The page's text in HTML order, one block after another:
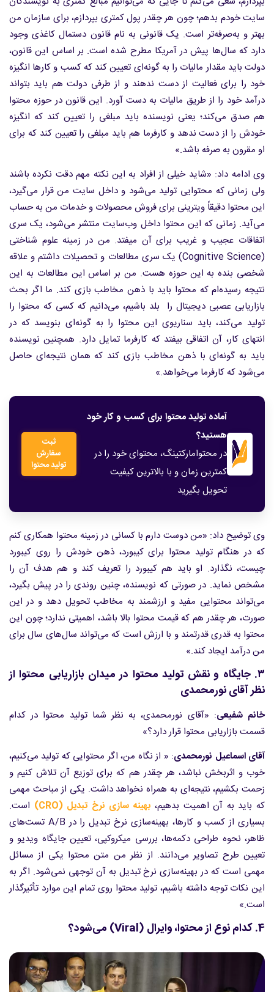
سایت خودم بدهم؛ چون هر چقدر پول کمتری بپردازم، برای سازمان من
بهتر و به‌صرفه‌تر است. یک قانونی به نام قانون دستمال کاغذی وجود
دارد که سال‌ها پیش در آمریکا مطرح شده است. بر اساس این قانون،
دولت باید مقدار مالیات را به گونه‌ای تعیین کند که کسب و کارها انگیزه
خود را برای فعالیت از دست ندهند و از طرفی دولت هم باید بتواند
درآمد خود را از طریق مالیات به دست آورد. این قانون در حوزه محتوا
هم صدق می‌کند؛ یعنی نویسنده باید مبلغی را تعیین کند که انگیزه
خودش را از دست ندهد و کارفرما هم باید مبلغی را تعیین کند که برای
او مقرون به صرفه باشد.»
وی ادامه داد: «شاید خیلی از افراد به این نکته مهم دقت نکرده باشند
ولی زمانی که محتوایی تولید می‌شود و داخل سایت من قرار می‌گیرد،
این محتوا دقیقاً ویترینی برای فروش محصولات و خدمات من به حساب
می‌آید. زمانی که این محتوا داخل وب‌سایت منتشر می‌شود، یک سری
اتفاقات عجیب و غریب برای آن میفتد. من در زمینه علوم شناختی
(Cognitive Science) یک سری مطالعات و تحصیلات داشتم و علاقه
شخصی بنده به این حوزه هست. من بر اساس این مطالعات به این
نتیجه رسیده‌ام که محتوا باید با ذهن مخاطب بازی کند. ما اگر بحث
بازاریابی عصبی دیجیتال را بلد باشیم، می‌دانیم که کسی که محتوا را
تولید می‌کند، باید سناریوی این محتوا را به گونه‌ای بنویسد که در
انتهای کار، آن اتفاقی بیفتد که کارفرما تمایل دارد. همچنین نویسنده
باید به گونه‌ای با ذهن مخاطب بازی کند که همان نتیجه‌ای حاصل
می‌شود که کارفرما می‌خواهد.»
آماده تولید محتوا برای کسب و کار خود
هستید؟
در محتوامارکتینگ، محتوای خود را در
کمترین زمان و با بالاترین کیفیت
تحویل بگیرید
ثبت
سفارش
تولید محتوا
وی توضیح داد: «من دوست دارم با کسانی در زمینه محتوا همکاری کنم
که در هنگام تولید محتوا برای کیبورد، ذهن خودش را روی کیبورد
چیست، نگذارد. او باید هم کیبورد را تعریف کند و هم هدف آن را
مشخص نماید. در صورتی که نویسنده، چنین روندی را در پیش بگیرد،
می‌تواند محتوایی مفید و ارزشمند به مخاطب تحویل دهد و در این
صورت، هر چقدر هم که قیمت محتوا بالا باشد، اهمیتی ندارد؛ چون این
محتوا به قدری قدرتمند و با ارزش است که می‌تواند سال‌های سال برای
من درآمد ایجاد کند.»
۳. جایگاه و نقش تولید محتوا در میدان بازاریابی محتوا از
نظر آقای نورمحمدی
خانم شفیعی: «آقای نورمحمدی، به نظر شما تولید محتوا در کدام
قسمت بازاریابی محتوا قرار دارد؟»
آقای اسماعیل نورمحمدی: « از نگاه من، اگر محتوایی که تولید می‌کنیم،
خوب و اثربخش نباشد، هر چقدر هم که برای توزیع آن تلاش کنیم و
زحمت بکشیم، نتیجه‌ای به همراه نخواهد داشت. یکی از مباحث مهمی
که باید به آن اهمیت بدهیم، بهینه سازی نرخ تبدیل (CRO)
است.
بسیاری از کسب و کارها، بهینه‌سازی نرخ تبدیل را در A/B تست‌های
ظاهر، نحوه طراحی دکمه‌ها، بررسی میکروکپی، تعیین جایگاه ویدیو و
تعیین طرح تصاویر می‌دانند. از نظر من متن محتوا یکی از مسائل
مهمی است که در بهینه‌سازی نرخ تبدیل به آن توجهی نمی‌شود. اگر به
این نکات توجه داشته باشیم، تولید محتوا روی تمام این موارد تأثیرگذار
است.»
4. کدام نوع از محتوا، وایرال (Viral) می‌شود؟